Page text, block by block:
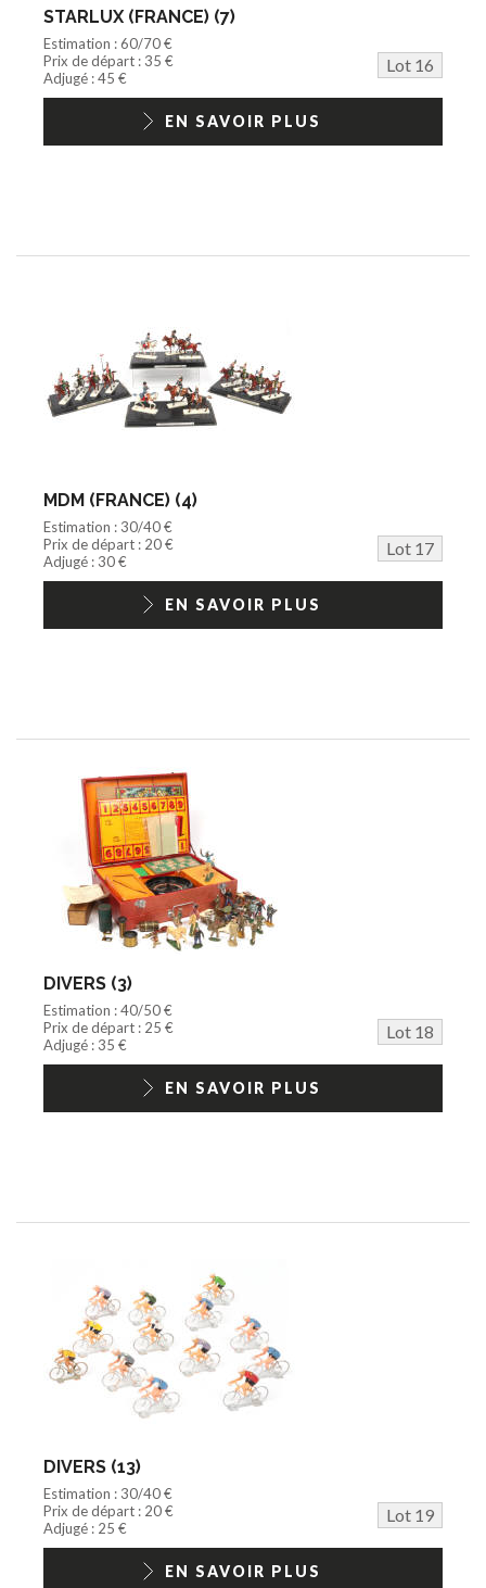
STARLUX (FRANCE) (7)
Estimation : 60/70 €
Prix de départ : 35 €
Lot 16
Adjugé : 45 €
EN SAVOIR PLUS
MDM (FRANCE) (4)
Estimation : 30/40 €
Prix de départ : 20 €
Lot 17
Adjugé : 30 €
EN SAVOIR PLUS
DIVERS (3)
Estimation : 40/50 €
Prix de départ : 25 €
Lot 18
Adjugé : 35 €
EN SAVOIR PLUS
DIVERS (13)
Estimation : 30/40 €
Prix de départ : 20 €
Lot 19
Adjugé : 25 €
EN SAVOIR PLUS